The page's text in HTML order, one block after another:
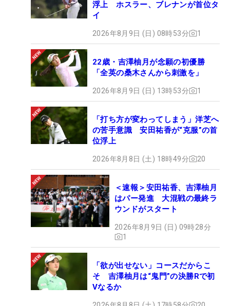
浮上 ホスラー、ブレナンが首位タ
イ
2026年8月9日 (日) 08時53分 1
22歳・吉澤柚月が念願の初優勝
「全英の桑木さんから刺激を」
2026年8月9日 (日) 13時53分 1
「打ち方が変わってしまう」洋芝へ
の苦手意識 安田祐香が“克服”の首
位浮上
2026年8月8日 (土) 18時49分 20
＜速報＞安田祐香、吉澤柚月
はパー発進 大混戦の最終ラ
ウンドがスタート
2026年8月9日 (日) 09時28分
1
「欲が出せない」コースだからこ
そ 吉澤柚月は“鬼門”の決勝Rで初
Vなるか